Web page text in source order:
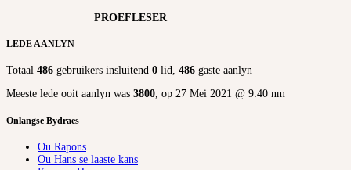
PROEFLESER
LEDE AANLYN
Totaal 486 gebruikers insluitend 0 lid, 486 gaste aanlyn
Meeste lede ooit aanlyn was 3800, op 27 Mei 2021 @ 9:40 nm
Onlangse Bydraes
Ou Rapons
Ou Hans se laaste kans